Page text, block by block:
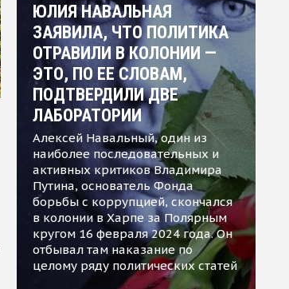
ЮЛИЯ НАВАЛЬНАЯ
ЗАЯВИЛА, ЧТО ПОЛИТИКА
ОТРАВИЛИ В КОЛОНИИ —
ЭТО, ПО ЕЕ СЛОВАМ,
ПОДТВЕРДИЛИ ДВЕ
ЛАБОРАТОРИИ
Алексей Навальный, один из
наиболее последовательных и
активных критиков Владимира
Путина, основатель Фонда
борьбы с коррупцией, скончался
в колонии в Харпе за Полярным
кругом 16 февраля 2024 года. Он
отбывал там наказание по
целому ряду политических статей